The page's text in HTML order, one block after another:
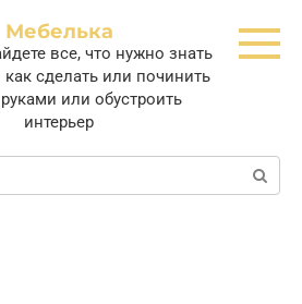
Мебелька
все, что нужно знать
сделать или починить
или обустроить
интерьер